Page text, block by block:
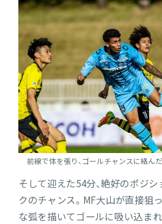
前線で体を張り、ゴールチャンスに絡ん
そして迎えた54分、絶好のポジ
クのチャンス。MF大山が直接狙
な弧を描いてゴールに吸い込まれ